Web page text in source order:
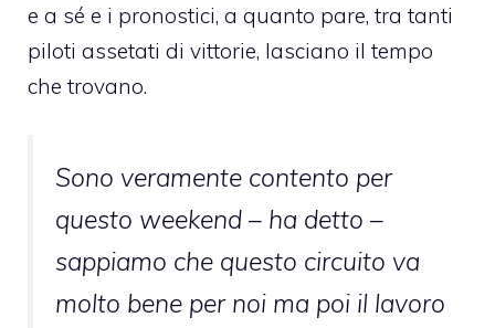
e a sé e i pronostici, a quanto pare, tra tanti
piloti assetati di vittorie, lasciano il tempo
che trovano.
Sono veramente contento per
questo weekend – ha detto –
sappiamo che questo circuito va
molto bene per noi ma poi il lavoro